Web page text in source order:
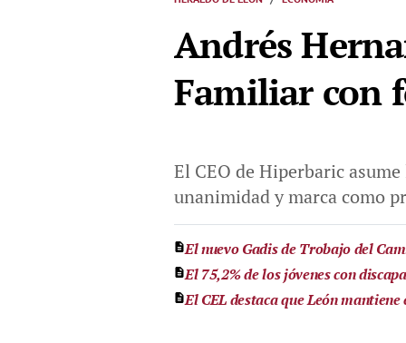
Andrés
Familiar con
El CEO de Hiperbaric
unanimidad y marca como
El nuevo Gadis de Trobajo del
El 75,2% de los jóvenes con
El CEL destaca que León